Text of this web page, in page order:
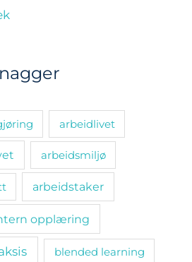
arbeidlivet
arbeidsmiljø
arbeidstaker
opplæring
blended learning